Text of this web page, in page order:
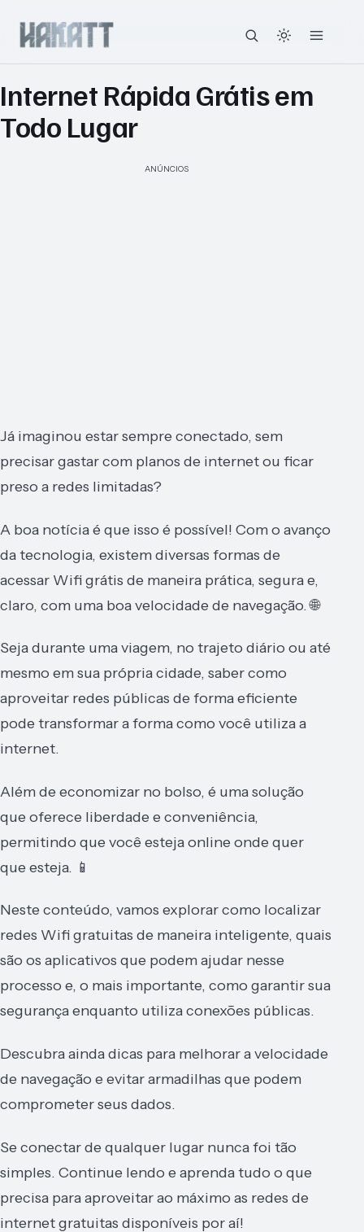
Internet Rápida Grátis em
Todo Lugar
ANÚNCIOS
Já imaginou estar sempre conectado, sem
precisar gastar com planos de internet ou ficar
preso a redes limitadas?
A boa notícia é que isso é possível! Com o avanço
da tecnologia, existem diversas formas de
acessar Wifi grátis de maneira prática, segura e,
claro, com uma boa velocidade de navegação. 🌐
Seja durante uma viagem, no trajeto diário ou até
mesmo em sua própria cidade, saber como
aproveitar redes públicas de forma eficiente
pode transformar a forma como você utiliza a
internet.
Além de economizar no bolso, é uma solução
que oferece liberdade e conveniência,
permitindo que você esteja online onde quer
que esteja. 📱
Neste conteúdo, vamos explorar como localizar
redes Wifi gratuitas de maneira inteligente, quais
são os aplicativos que podem ajudar nesse
processo e, o mais importante, como garantir sua
segurança enquanto utiliza conexões públicas.
Descubra ainda dicas para melhorar a velocidade
de navegação e evitar armadilhas que podem
comprometer seus dados.
Se conectar de qualquer lugar nunca foi tão
simples. Continue lendo e aprenda tudo o que
precisa para aproveitar ao máximo as redes de
internet gratuitas disponíveis por aí!